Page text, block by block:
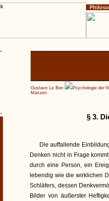
Gustave Le Bon
Psychologie der
Massen
§ 3.
Die auffallende
Denken nicht in Frage
durch eine Person, ein
lebendig wie die wirklichen
Schläfers, dessen
Bilder von äußerster